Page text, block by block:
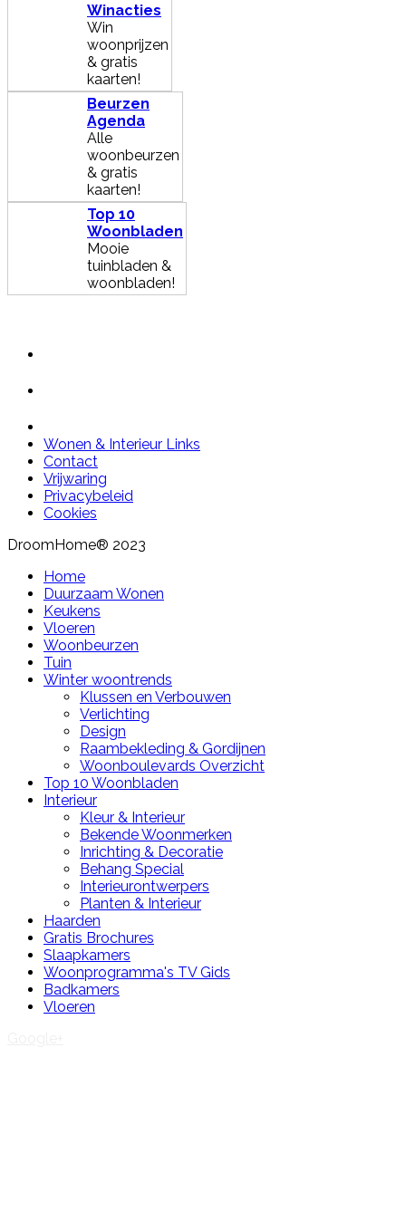
Winacties
Win
woonprijzen
& gratis
kaarten!
Beurzen
Agenda
Alle
woonbeurzen
& gratis
kaarten!
Top 10
Woonbladen
Mooie
tuinbladen &
woonbladen!
Wonen & Interieur Links
Contact
Vrijwaring
Privacybeleid
Cookies
DroomHome® 2023
Home
Duurzaam Wonen
Keukens
Vloeren
Woonbeurzen
Tuin
Winter woontrends
Klussen en Verbouwen
Verlichting
Design
Raambekleding & Gordijnen
Woonboulevards Overzicht
Top 10 Woonbladen
Interieur
Kleur & Interieur
Bekende Woonmerken
Inrichting & Decoratie
Behang Special
Interieurontwerpers
Planten & Interieur
Haarden
Gratis Brochures
Slaapkamers
Woonprogramma's TV Gids
Badkamers
Vloeren